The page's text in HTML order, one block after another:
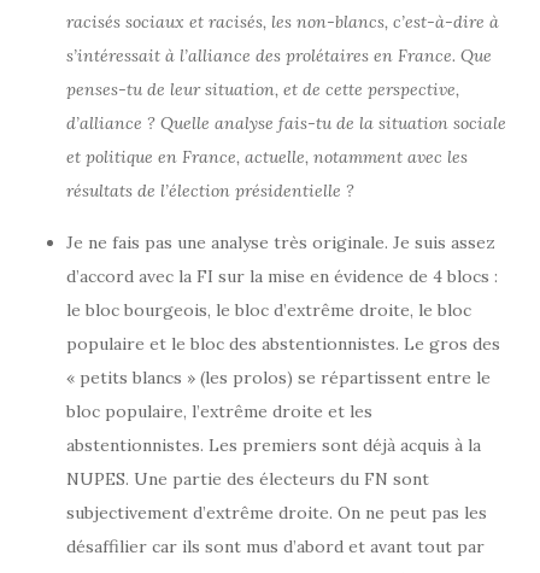
racisés sociaux et racisés, les non-blancs, c’est-à-dire à
s’intéressait à l’alliance des prolétaires en France. Que
penses-tu de leur situation, et de cette perspective,
d’alliance ? Quelle analyse fais-tu de la situation sociale
et politique en France, actuelle, notamment avec les
résultats de l’élection présidentielle ?
Je ne fais pas une analyse très originale. Je suis assez
d’accord avec la FI sur la mise en évidence de 4 blocs :
le bloc bourgeois, le bloc d’extrême droite, le bloc
populaire et le bloc des abstentionnistes. Le gros des
« petits blancs » (les prolos) se répartissent entre le
bloc populaire, l’extrême droite et les
abstentionnistes. Les premiers sont déjà acquis à la
NUPES. Une partie des électeurs du FN sont
subjectivement d’extrême droite. On ne peut pas les
désaffilier car ils sont mus d’abord et avant tout par